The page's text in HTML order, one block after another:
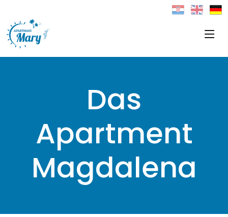
Das
Apartment
Magdalena